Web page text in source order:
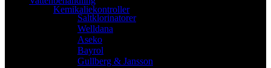
Kemikaliekontroller
Saltklorinatorer
Welldana
Aseko
Bayrol
Gullberg & Jansson